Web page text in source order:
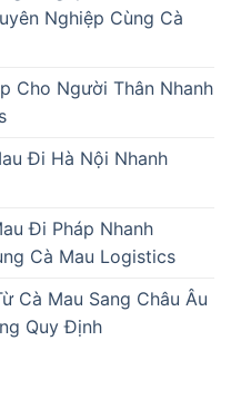
Nghiệp Cùng Cà
Cho Người Thân Nhanh
Đi Hà Nội Nhanh
Đi Pháp Nhanh
Cà Mau Logistics
Cà Mau Sang Châu Âu
Quy Định